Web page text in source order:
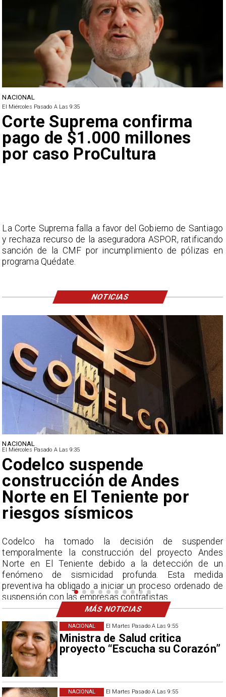
El Martes Pasado A Las 9:55
Ministra de Salud critica
proyecto “Escucha su Corazón”
NACIONAL
El Martes Pasado A Las 9:55
NACIONAL
NACIONAL
El Miércoles Pasado A Las 9:35
Lluvias históricas en Chile:
ciudades alcanzan máximos
nunca vistos
La Dirección Meteorológica de Chile reporta
acumulados sin precedentes en julio y pronostica lluvias
por encima del promedio en agosto.
NACIONAL
El Miércoles Pasado A Las 9:35
Corte Suprema confirma
pago de $1.000 millones
por caso ProCultura
La Corte Suprema falla a favor del Gobierno de Santiago
y rechaza recurso de la aseguradora ASPOR, ratificando
sanción de la CMF por incumplimiento de pólizas en
programa Quédate.
NOTICIAS
MÁS NOTICIAS